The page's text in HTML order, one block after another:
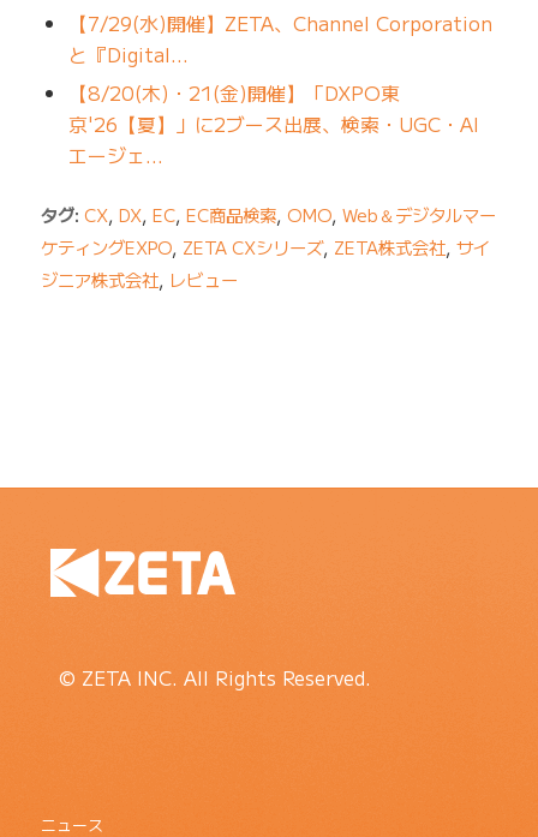
【7/29(水)開催】ZETA、Channel Corporation
と『Digital…
【8/20(木)・21(金)開催】「DXPO東
京'26【夏】」に2ブース出展、検索・UGC・AI
エージェ…
タグ: CX, DX, EC, EC商品検索, OMO, Web＆デジタルマー
ケティングEXPO, ZETA CXシリーズ, ZETA株式会社, サイ
ジニア株式会社, レビュー
© ZETA INC. All Rights Reserved.
ニュース